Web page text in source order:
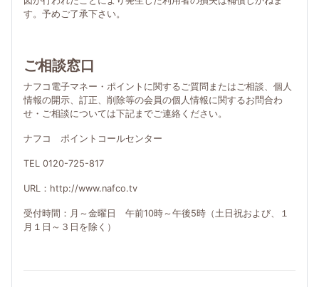
す。予めご了承下さい。
ご相談窓口
ナフコ電子マネー・ポイントに関するご質問またはご相談、個人
情報の開示、訂正、削除等の会員の個人情報に関するお問合わ
せ・ご相談については下記までご連絡ください。
ナフコ ポイントコールセンター
TEL 0120-725-817
URL：http://www.nafco.tv
受付時間：月～金曜日 午前10時～午後5時（土日祝および、１
月１日～３日を除く）